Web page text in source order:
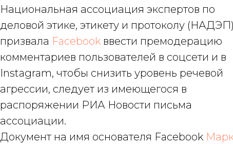
Национальная ассоциация экспертов по
деловой этике, этикету и протоколу (НАДЭП)
призвала Facebook ввести премодерацию
комментариев пользователей в соцсети и в
Instagram, чтобы снизить уровень речевой
агрессии, следует из имеющегося в
распоряжении РИА Новости письма
ассоциации.
Документ на имя основателя Facebook